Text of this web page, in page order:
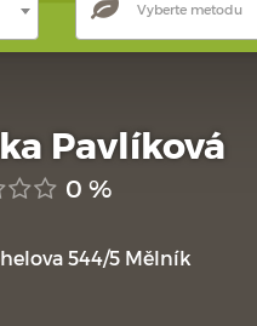
Vyberte metodu
Pavlíková
0 %
544/5 Mělník